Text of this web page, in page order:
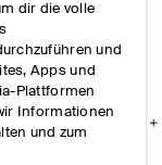
dir die volle
und
Apps und
Plattformen
Informationen
und zum